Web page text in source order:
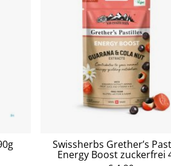
Swissherbs Grether’s
Energy Boost zuckerfrei